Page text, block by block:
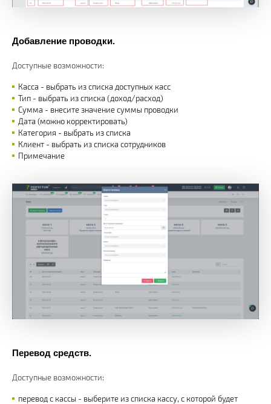
Добавление проводки.
Доступные возможности:
Касса - выбрать из списка доступных касс
Тип - выбрать из списка (доход/расход)
Сумма - внесите значение суммы проводки
Дата (можно корректировать)
Категория - выбрать из списка
Клиент - выбрать из списка сотрудников
Примечание
Перевод средств.
Доступные возможности:
перевод с кассы - выберите из списка кассу, с которой будет